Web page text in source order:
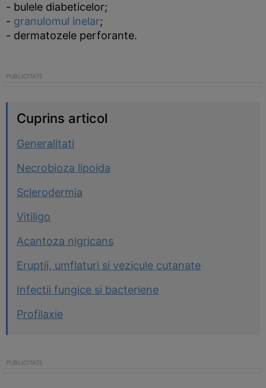
- bulele diabeticelor;
- granulomul inelar;
- dermatozele perforante.
Cuprins articol
Generalitati
Necrobioza lipoida
Sclerodermia
Vitiligo
Acantoza nigricans
Eruptii, umflaturi si vezicule cutanate
Infectii fungice si bacteriene
Profilaxie